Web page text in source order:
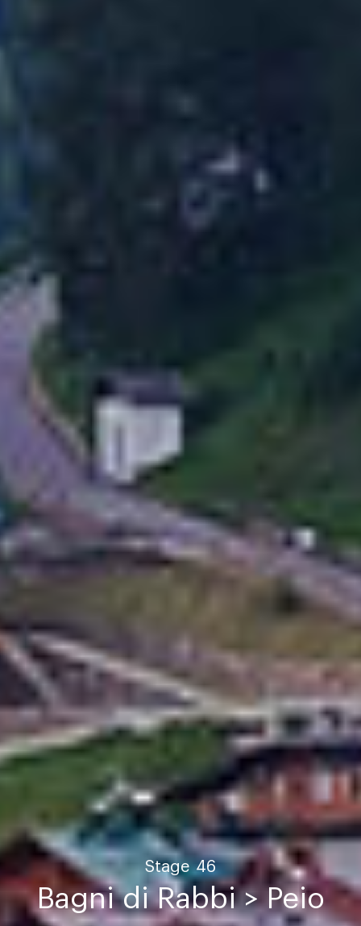
Stage 46
Bagni di Rabbi > Peio